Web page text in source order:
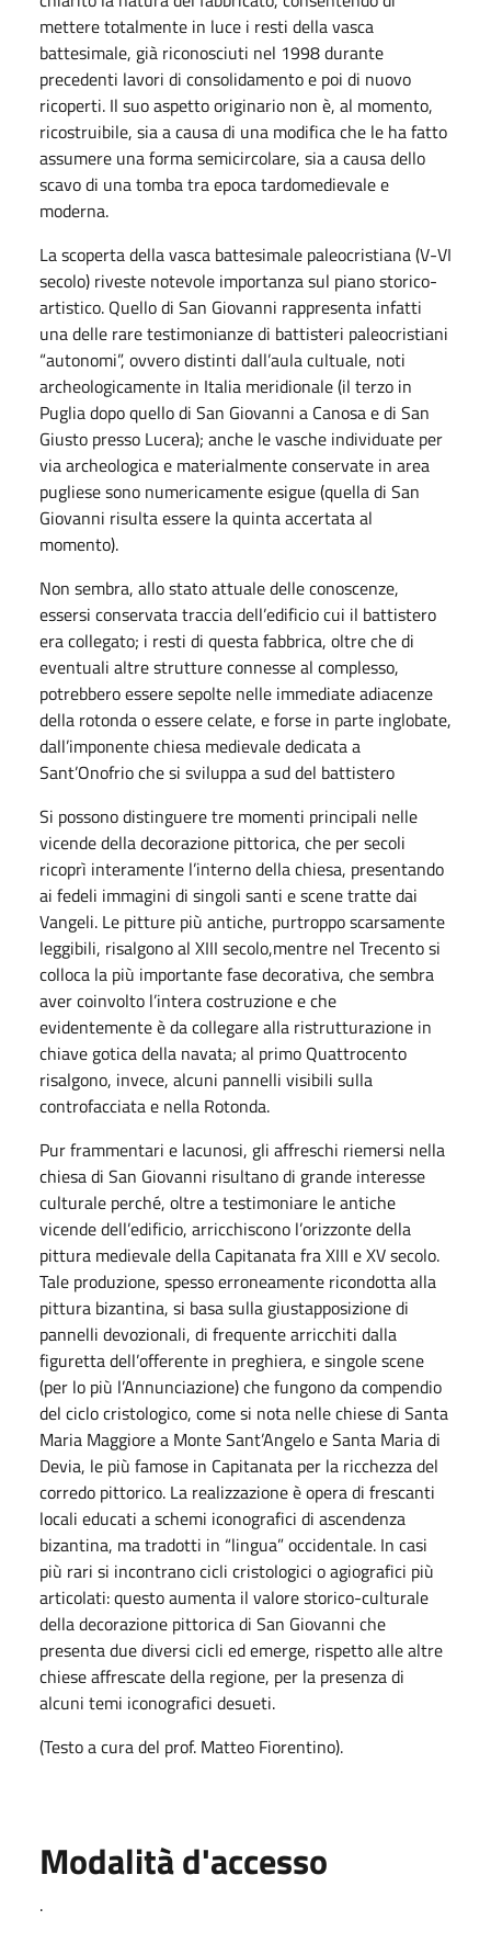
mettere totalmente in luce i resti della vasca
battesimale, già riconosciuti nel 1998 durante
precedenti lavori di consolidamento e poi di nuovo
ricoperti. Il suo aspetto originario non è, al momento,
ricostruibile, sia a causa di una modifica che le ha fatto
assumere una forma semicircolare, sia a causa dello
scavo di una tomba tra epoca tardomedievale e
moderna.
La scoperta della vasca battesimale paleocristiana (V-VI
secolo) riveste notevole importanza sul piano storico-
artistico. Quello di San Giovanni rappresenta infatti
una delle rare testimonianze di battisteri paleocristiani
“autonomi”, ovvero distinti dall’aula cultuale, noti
archeologicamente in Italia meridionale (il terzo in
Puglia dopo quello di San Giovanni a Canosa e di San
Giusto presso Lucera); anche le vasche individuate per
via archeologica e materialmente conservate in area
pugliese sono numericamente esigue (quella di San
Giovanni risulta essere la quinta accertata al
momento).
Non sembra, allo stato attuale delle conoscenze,
essersi conservata traccia dell’edificio cui il battistero
era collegato; i resti di questa fabbrica, oltre che di
eventuali altre strutture connesse al complesso,
potrebbero essere sepolte nelle immediate adiacenze
della rotonda o essere celate, e forse in parte inglobate,
dall’imponente chiesa medievale dedicata a
Sant’Onofrio che si sviluppa a sud del battistero
Si possono distinguere tre momenti principali nelle
vicende della decorazione pittorica, che per secoli
ricoprì interamente l’interno della chiesa, presentando
ai fedeli immagini di singoli santi e scene tratte dai
Vangeli. Le pitture più antiche, purtroppo scarsamente
leggibili, risalgono al XIII secolo,mentre nel Trecento si
colloca la più importante fase decorativa, che sembra
aver coinvolto l’intera costruzione e che
evidentemente è da collegare alla ristrutturazione in
chiave gotica della navata; al primo Quattrocento
risalgono, invece, alcuni pannelli visibili sulla
controfacciata e nella Rotonda.
Pur frammentari e lacunosi, gli affreschi riemersi nella
chiesa di San Giovanni risultano di grande interesse
culturale perché, oltre a testimoniare le antiche
vicende dell’edificio, arricchiscono l’orizzonte della
pittura medievale della Capitanata fra XIII e XV secolo.
Tale produzione, spesso erroneamente ricondotta alla
pittura bizantina, si basa sulla giustapposizione di
pannelli devozionali, di frequente arricchiti dalla
figuretta dell’offerente in preghiera, e singole scene
(per lo più l’Annunciazione) che fungono da compendio
del ciclo cristologico, come si nota nelle chiese di Santa
Maria Maggiore a Monte Sant’Angelo e Santa Maria di
Devia, le più famose in Capitanata per la ricchezza del
corredo pittorico. La realizzazione è opera di frescanti
locali educati a schemi iconografici di ascendenza
bizantina, ma tradotti in “lingua” occidentale. In casi
più rari si incontrano cicli cristologici o agiografici più
articolati: questo aumenta il valore storico-culturale
della decorazione pittorica di San Giovanni che
presenta due diversi cicli ed emerge, rispetto alle altre
chiese affrescate della regione, per la presenza di
alcuni temi iconografici desueti.
(Testo a cura del prof. Matteo Fiorentino).
Modalità d'accesso
.